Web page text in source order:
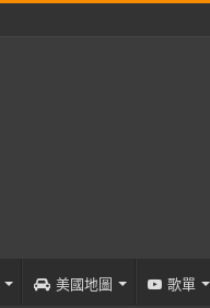
美國地圖 歌單